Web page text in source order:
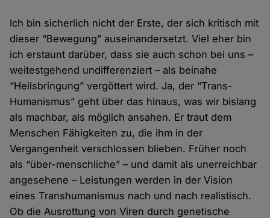
Ich bin sicherlich nicht der Erste, der sich kritisch mit
dieser “Bewegung” auseinandersetzt. Viel eher bin
ich erstaunt darüber, dass sie auch schon bei uns –
weitestgehend undifferenziert – als beinahe
“Heilsbringung” vergöttert wird. Ja, der “Trans-
Humanismus” geht über das hinaus, was wir bislang
als machbar, als möglich ansahen. Er traut dem
Menschen Fähigkeiten zu, die ihm in der
Vergangenheit verschlossen blieben. Früher noch
als “über-menschliche” – und damit als unerreichbar
angesehene – Leistungen werden in der Vision
eines Transhumanismus nach und nach realistisch.
Ob die Ausrottung von Viren durch genetische